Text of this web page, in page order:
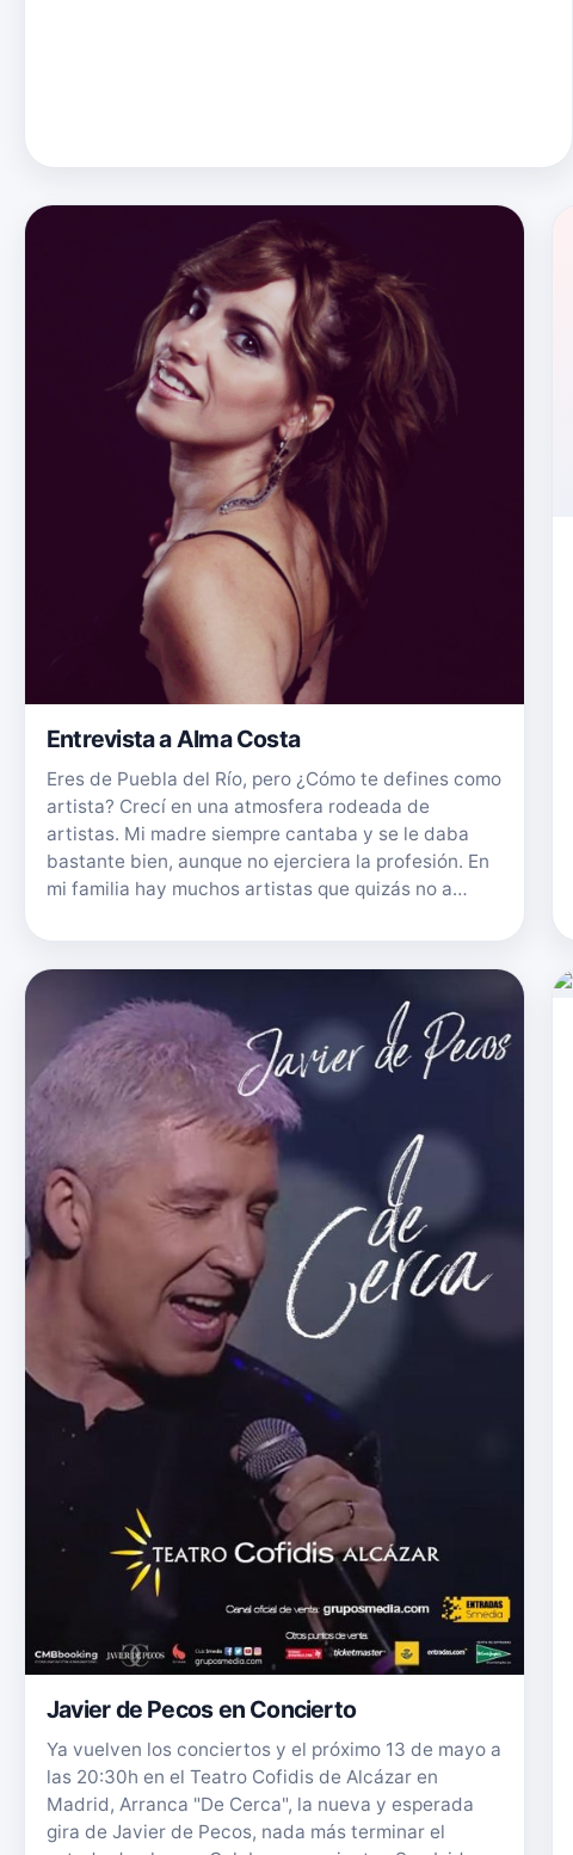
Entrevista a Alma Costa
Eres de Puebla del Río, pero ¿Cómo te defines como
artista? Crecí en una atmosfera rodeada de
artistas. Mi madre siempre cantaba y se le daba
bastante bien, aunque no ejerciera la profesión. En
mi familia hay muchos artistas que quizás no a…
Javier de Pecos en Concierto
Ya vuelven los conciertos y el próximo 13 de mayo a
las 20:30h en el Teatro Cofidis de Alcázar en
Madrid, Arranca "De Cerca", la nueva y esperada
gira de Javier de Pecos, nada más terminar el